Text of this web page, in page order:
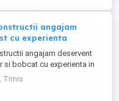
angajam
cu experienta
angajam deservent
si bobcat cu experienta in
taluzuri, etc. Oferim
si cazare in Timisoara.
Timis